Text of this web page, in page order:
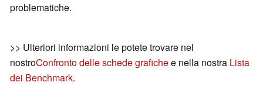
problematiche.
>> Ulteriori informazioni le potete trovare nel
nostroConfronto delle schede grafichee nella nostra Lista
dei Benchmark.